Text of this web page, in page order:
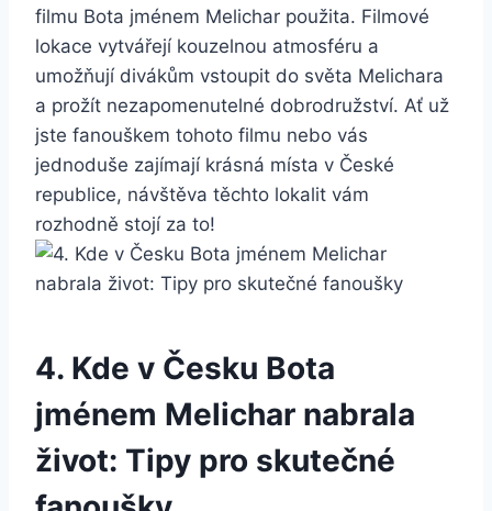
filmu Bota ⁣jménem Melichar použita. Filmové
lokace vytvářejí kouzelnou atmosféru a
umožňují divákům⁢ vstoupit do světa Melichara
a⁢ prožít nezapomenutelné dobrodružství. ‍Ať už‌
jste fanouškem tohoto filmu nebo‍ vás
jednoduše⁣ zajímají ‍krásná místa v České
republice, návštěva těchto lokalit vám‌
rozhodně stojí za ⁣to!
4. Kde⁣ v​ Česku Bota
jménem​ Melichar nabrala
‌život: Tipy pro skutečné